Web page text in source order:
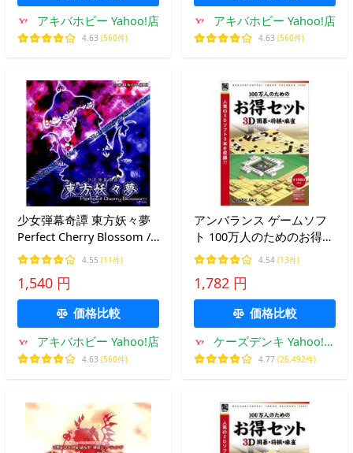
アキバホビー Yahoo!店
4.63 (560件)
アキバホビー Yahoo!店
4.63 (560件)
少女弾幕奇譚 東方妖々夢
Perfect Cherry Blossom /
上海アリス幻樂団
4.55 (11件)
1,540 円
価格比較
アキバホビー Yahoo!店
4.63 (560件)
アンバランス ゲームソフ
ト 100万人のためのお得セ
ット 3D囲碁・将棋・麻雀
4.54 (13件)
1,782 円
価格比較
ケーズデンキ Yahoo!シ
ョップ
4.77 (26,492件)